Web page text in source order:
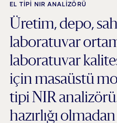
EL TIPI NIR ANALIZÖRÜ
Üretim, depo,
laboratuvar
laboratuvar
için masaüstü
tipi NIR
hazırlığı